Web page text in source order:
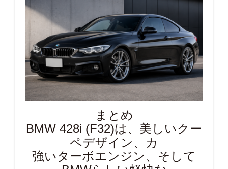
まとめ
BMW 428i (F32)は、美しいクー
ペデザイン、カ
強いターボエンジン、そして